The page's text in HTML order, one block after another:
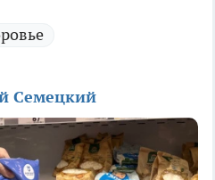
Семецкий